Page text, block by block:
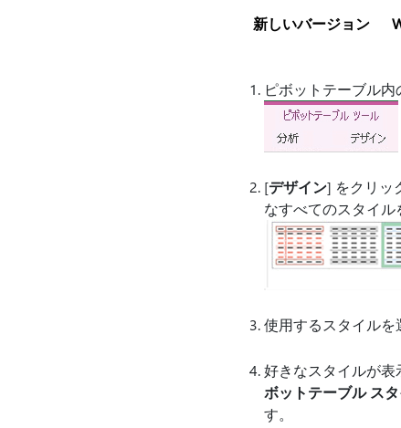
新しいバージョン
ピボットテーブル
[デザイン] をクリッ
なすべてのスタイル
使用するスタイルを
好きなスタイルが
ボットテーブル ス
す。